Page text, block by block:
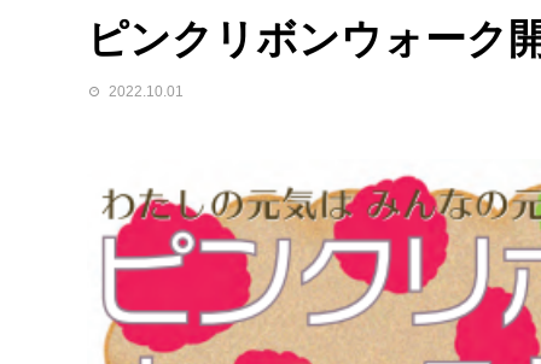
ピンクリボンウォーク
2022.10.01